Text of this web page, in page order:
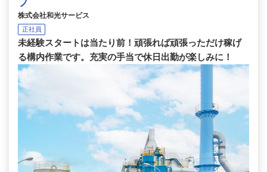
フ
株式会社和光サービス
正社員
未経験スタートは当たり前！頑張れば頑張っただけ稼げ
る構内作業です。充実の手当で休日出勤が楽しみに！